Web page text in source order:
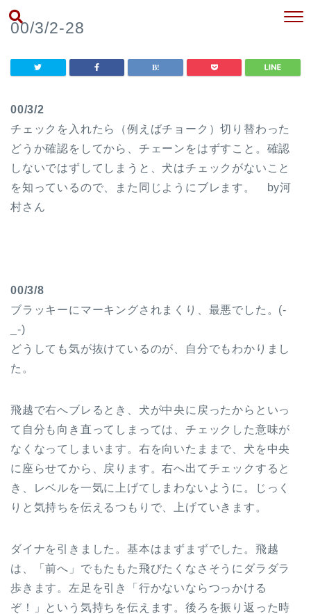
00/3/2-28
00/3/2
チェックを入れたら（例えばチョーク）切り替わった
どうか確認をしてから、チェーンをはずすこと。確認
しないではずしてしまうと、犬はチェックがないこと
を知っているので、また同じようにブレます。 by河
村さん
00/3/8
ブラッキーにマーキングされまくり、最悪でした。(-
_-)
どうしても気が抜けているのが、自分でもわかりまし
た。
飛越で右へブレるとき、犬が中央に戻ったからといっ
て自分も向き直ってしまっては、チェックした意味が
なくなってしまいます。右を向いたままで、犬を中央
に座らせてから、戻ります。右へ出てチェックすると
き、レベルを一気に上げてしまわないように。じっく
りと気持ちを伝えるつもりで、上げていきます。
ダイナを引きました。基本はまずまずでした。飛越
は、「前へ」でもたもた飛びたくなさそうにダラダラ
歩きます。左足を引き「行かないならつっかける
ぞ！」という気持ちを伝えます。後ろを振り返った時